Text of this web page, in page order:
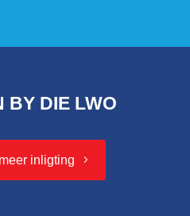
BY DIE LWO
inligting